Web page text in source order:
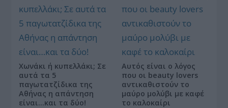
Χωνάκι ή κυπελλάκι; Σε
αυτά τα 5
παγωτατζίδικα της
Αθήνας η απάντηση
είναι…και τα δύο!
Αυτός είναι ο λόγος
που οι beauty lovers
αντικαθιστούν το
μαύρο μολύβι με καφέ
το καλοκαίρι